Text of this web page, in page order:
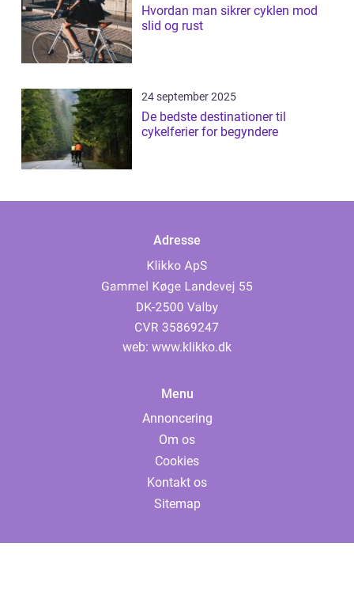
Hvordan man sikrer cyklen mod
slid og rust
24 september 2025
De bedste destinationer til
cykelferier for begyndere
Adresse
web: www.klikko.dk
Menu
Annoncering
Om os
Cookies
Kontakt os
Sitemap